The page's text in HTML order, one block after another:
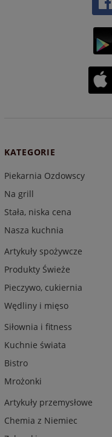
KATEGORIE
Piekarnia Ozdowscy
Na grill
Stała, niska cena
Nasza kuchnia
Artykuły spożywcze
Produkty Świeże
Pieczywo, cukiernia
Wędliny i mięso
Siłownia i fitness
Kuchnie świata
Bistro
Mrożonki
Artykuły przemysłowe
Chemia z Niemiec